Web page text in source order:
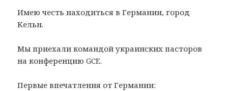
Имею честь находиться в Германии, город
Кельн.
Мы приехали командой украинских пасторов
на конференцию GCE.
Первые впечатления от Германии: